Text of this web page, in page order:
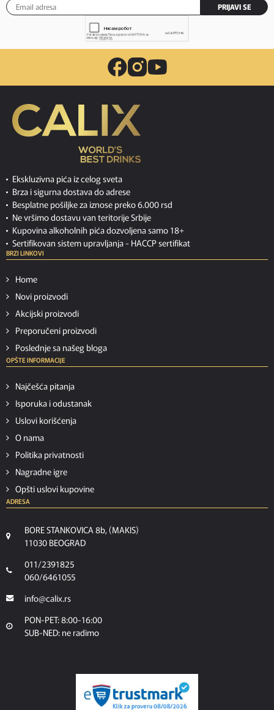
PRIJAVI SE
Ekskluzivna pića iz celog sveta
Brza i sigurna dostava do adrese
Besplatne pošiljke za iznose preko 6.000 rsd
Ne vršimo dostavu van teritorije Srbije
Kupovina alkoholnih pića dozvoljena samo 18+
Sertifikovan sistem upravljanja - HACCP sertifikat
BRZI LINKOVI
Home
Novi proizvodi
Akcijski proizvodi
Preporučeni proizvodi
Poslednje sa našeg bloga
OPŠTE INFORMACIJE
Najčešća pitanja
Isporuka i odustanak
Uslovi korišćenja
O nama
Politika privatnosti
Nagradne igre
Opšti uslovi kupovine
ADRESA
BORE STANKOVICA 8b, (MAKIS)
11030 BEOGRAD
011/2391825
060/6461055
info@calix.rs
PON-PET: 8:00-16:00
SUB-NED: ne radimo